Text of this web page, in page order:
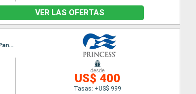
VER LAS OFERTAS
Itinerario : Los Angeles, Puerto Vallarta, Huatulco, Puerto Chiapas, Puntarenas, Fuerte amador, Canal de Panama, Aruba, Fort Lauderdale
desde
US$ 400
Tasas: +US$ 999